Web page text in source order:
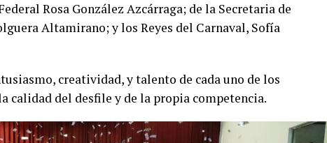
Rosa González Azcárraga; de la Secretaria de
Altamirano; y los Reyes del Carnaval, Sofía
creatividad, y talento de cada uno de los
calidad del desfile y de la propia competencia.